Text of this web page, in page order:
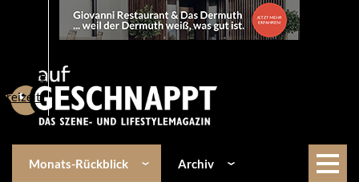
Lifestyle
Freizeit
Monats-Rückblick Archiv